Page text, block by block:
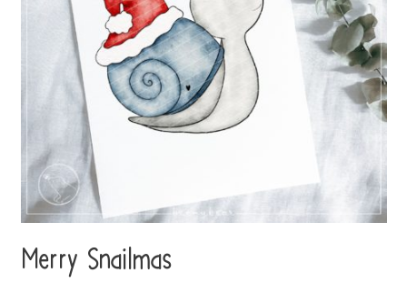
Merry Snailmas